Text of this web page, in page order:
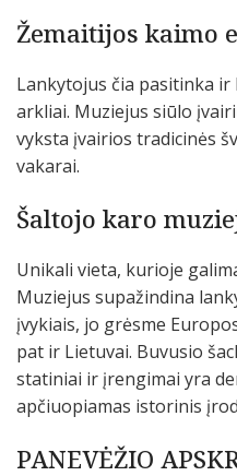
Žemaitijos kaimo
Lankytojus čia pasitinka
arkliai. Muziejus siūlo
vyksta įvairios tradicinės
vakarai.
Šaltojo karo
Unikali vieta, kurioje
Muziejus supažindina
įvykiais, jo grėsme
pat ir Lietuvai. Buvusio
statiniai ir įrengimai yra
apčiuopiamas istorinis
PANEVĖŽIO